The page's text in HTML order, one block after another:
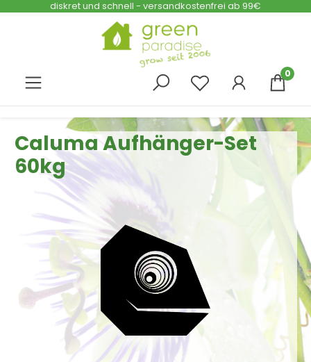
Zum Hauptinhalt springen
diskret und schnell - versandkostenfrei ab 99€
0
Caluma Aufhänger-Set
60kg